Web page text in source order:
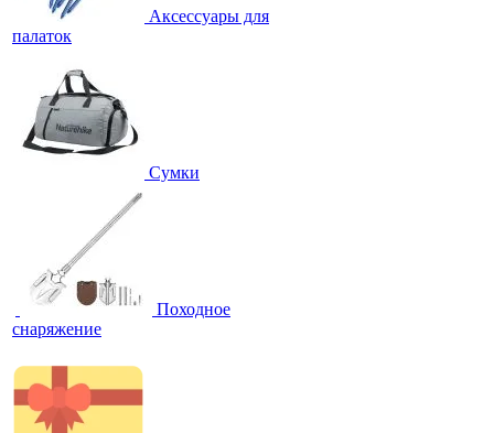
Аксессуары для
палаток
Сумки
Походное
снаряжение